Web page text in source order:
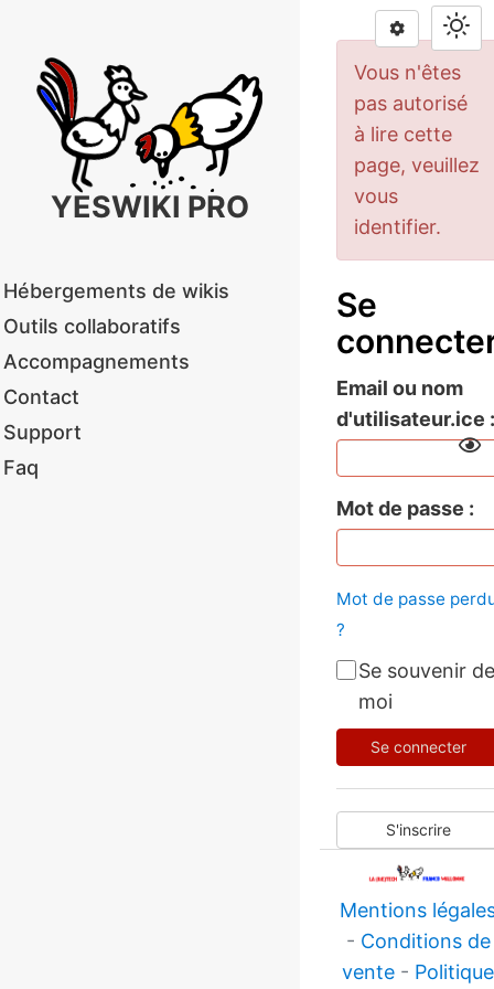
YESWIKI PRO
Hébergements de wikis
Outils collaboratifs
Accompagnements
Contact
Support
Faq
Vous n'êtes
pas autorisé
à lire cette
page, veuillez
vous
identifier.
Se
Email ou nom
d'utilisateur.ice
Mot de passe
Mot de passe
?
Se souvenir de
moi
Se connecter
S'inscrire
Mentions
- Conditions de
vente - Politique